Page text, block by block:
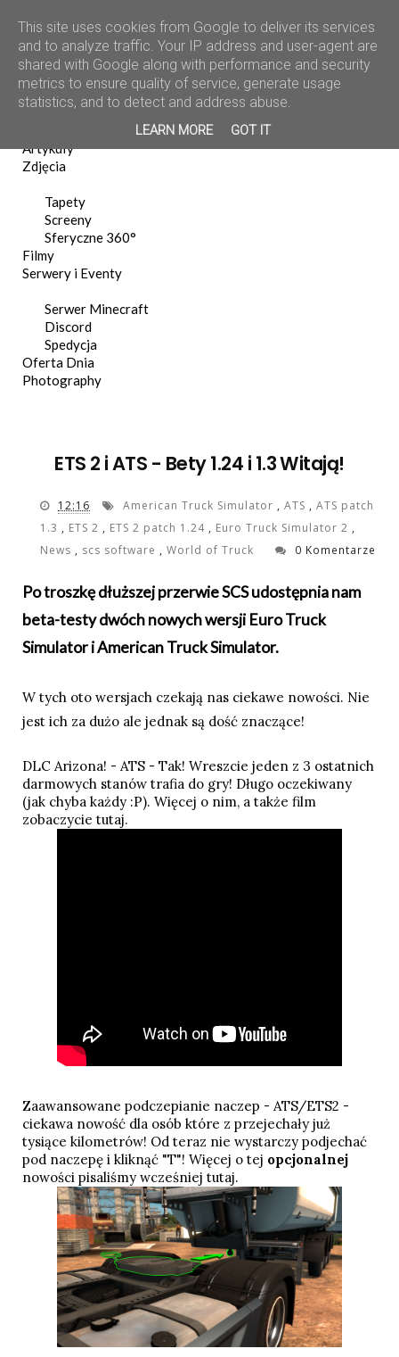
Home
Artykuły
Zdjęcia
Tapety
Screeny
Sferyczne 360°
Filmy
Serwery i Eventy
Serwer Minecraft
Discord
Spedycja
Oferta Dnia
Photography
ETS 2 i ATS - Bety 1.24 i 1.3 Witają!
12:16 American Truck Simulator , ATS , ATS patch
1.3 , ETS 2 , ETS 2 patch 1.24 , Euro Truck Simulator 2 ,
News , scs software , World of Truck 0 Komentarze
Po troszkę dłuższej przerwie SCS udostępnia nam
beta-testy dwóch nowych wersji Euro Truck
Simulator i American Truck Simulator.
W tych oto wersjach czekają nas ciekawe nowości. Nie
jest ich za dużo ale jednak są dość znaczące!
DLC Arizona! - ATS - Tak! Wreszcie jeden z 3 ostatnich
darmowych stanów trafia do gry! Długo oczekiwany
(jak chyba każdy :P). Więcej o nim, a także film
zobaczycie tutaj.
Zaawansowane podczepianie naczep - ATS/ETS2 -
ciekawa nowość dla osób które z przejechały już
tysiące kilometrów! Od teraz nie wystarczy podjechać
pod naczepę i kliknąć "T"! Więcej o tej opcjonalnej
nowości pisaliśmy wcześniej tutaj.
This site uses cookies from Google to deliver its services
and to analyze traffic. Your IP address and user-agent are
shared with Google along with performance and security
metrics to ensure quality of service, generate usage
statistics, and to detect and address abuse.
LEARN MORE GOT IT